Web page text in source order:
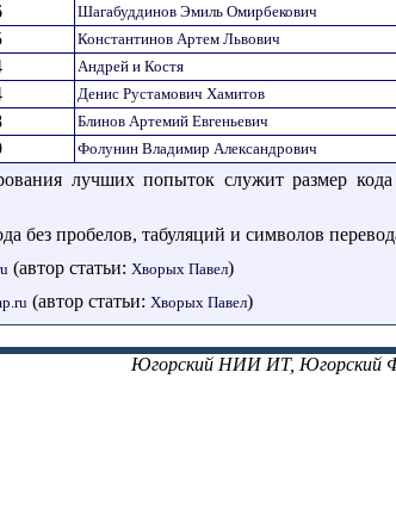
Шагабуддинов Эмиль Омирбекович
Константинов Артем Львович
Андрей и Костя
Денис Рустамович Хамитов
Блинов Артемий Евгеньевич
Фолунин Владимир Александрович
лучших попыток служит размер
без пробелов, табуляций и символов
(автор статьи: Хворых Павел)
(автор статьи: Хворых Павел)
Югорский НИИ ИТ, Югорский